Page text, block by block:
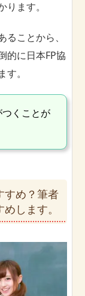
ます。
ことから、
的に日本FP協
。
くことが
すめ？筆者
します。